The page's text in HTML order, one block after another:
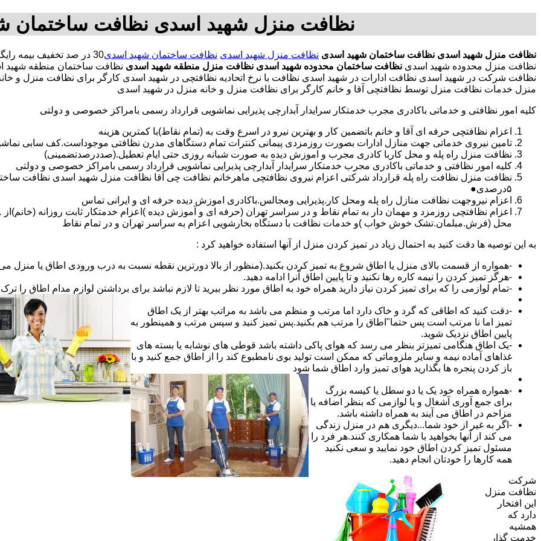
نظافت منزل شهید اسدی نظافت ساختمان
نظافت منزل شهید اسدی نظافت ساختمان شهید اسدی نظافت منزل شهید اسدی نظافت ساختمان شهید اسدی
نظافت منزل محدوده شهید اسدی نظافت ساختمان محدوده شهید اسدی نظافت منزل منطقه شهید اسدی نظافت ساختمان منطقه
نظافت شرکت در شهید اسدی نظافت ادارات در شهید اسدی نظافت با نرخ اتحادیه نظافتچی در شهید اسدی کارگر برای نظافت منزل و
منزل خدمات نظافت منزل توسط نظافتچی آقا و خانم کارگر برای نظافت منزل و خانه منزل در شهید اسدی
کلیه امور نظافتی و خدماتی باکادری مجرب خدمتکار سرایدار آبدارچی پذیرایی نماشویی قرارداد رسمی بامراکز خصوصی و دولتی
اعزام نظافتچی حرفه ای آقا و خانم باتضمین کار و بهترین نیرو در اسرع وقت به (تمام نقاط)با کمترین هزینه
تامین نیروی خدماتی جهت منازل ادارات بصورت روزمزدی پیمانی کنترات تمام دستگاهای مدرن نظافتی موجوداست.کف سابی
نظافت منزل راه پله و محل کاربا کادری مجرب و اموزش دیده به صورت شبانه روزی حتی ایام تعطیل.(صددرصدتضمینی)
کلیه امور نظافتی و خدماتی باکادری مجرب خدمتکار سرایدار آبدارچی پذیرایی نماشویی قرارداد رسمی بامراکز خصوصی و دولتی
نظافت منزل نظافت راه پله قرارداد شرکتی اعزام نیروی نظافتچی ماهرخانم نظافت چی آقا نظافت منزل شهید اسدی نظافت
۵درصدی●
اعزام نیروجهت نظافت منازل راه پله ومحل کار.پذیرایی ومجالس.باکادری اموزش دیده حرفه ای و ایرانی تماس
محل (فرش.مبلمان.تشک خوش خواب )و خدمات نظافت با دستگاه بخارشویی اعزام به سراسر تهران و در تمام نقاط
به این توصیه ها دقت کنید به احتمال زیاد در تمیز کردن منزل از آنها استفاده خواهید کرد :
-همواره از قسمت بالای منزل یا اطاق شروع به تمیز کردن بکنید.(منظور از بالا دورترین نقطه نسبت به درب ورودی اطاق یا منزل
-هرگز تمیز کردن را نیمه کاره رها نکنید و تا پایین اطاق آنرا ادامه دهید.
-تمام لوازمی را که برای تمیز کردن نیاز دارید همراه خود به اطاق مورد نظر ببرید تا لازم نباشد برای برداشتن لوازم مدام اطاق را ترک
-دقت کنید که اطاقی که گرد و خاک دارد اما مرتب و منظم می باشد به مراتب بهتر از یک اطاق
تمیز اما نا مرتب است پس حتما"اطاق را مرتب هم بکنید.پس تمیز کنید و سپس مرتب و همینطور به
پایین اطاق نزدیک شوید.
-یک اطاق هنگامی تمیزتر بنظر می رسد که هوای پاکی داشته باشد قوطی های نوشابه یا بسته های
غذاهای آماده نیمه و سایر ملزوماتی که ممکن است تولید بوی نامطبوع کند را از اطاق جمع کنید و با
باز کردن پنجره ها بگذارید هوای تمیز وارد اطاق شما شود
-همواره همراه خود یک یا دو سطل یا کیسه بزرگ
برای جمع آوری آشغال و یا لوازمی که بنظر اضافه یا
مزاحم در اطاق می آیند به همراه داشته باشد.
-اگر به غیر از خود شما...دیگری هم در منزل زندگی
می کند از آنها بخواهید با شما همکاری کنند.هر فرد را
مسئول تمیز کردن اطاق خود نمایید و سعی نکنید
همه کارها را خودتان انجام دهید.
شرکت
نظافت منزل
این افتخار
دارد که
همشیه
خدمت گذار